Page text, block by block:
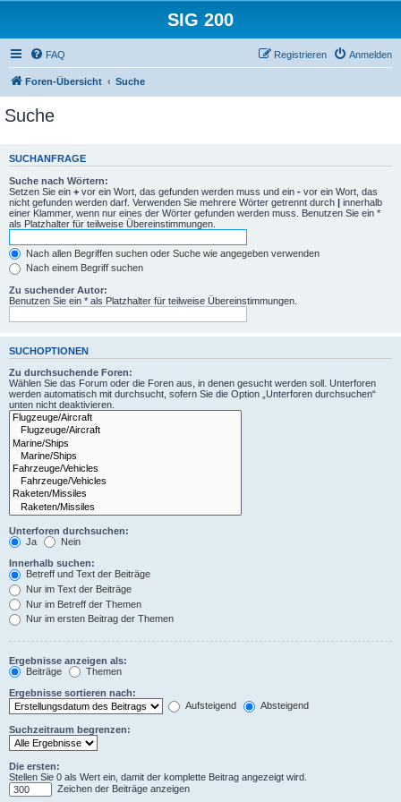
SIG 200
FAQ Anmelden
Registrieren
Foren-Übersicht Suche
Suche
SUCHANFRAGE
Suche nach Wörtern:
Setzen Sie ein + vor ein Wort, das gefunden werden muss und ein - vor ein Wort, das
nicht gefunden werden darf. Verwenden Sie mehrere Wörter getrennt durch | innerhalb
einer Klammer, wenn nur eines der Wörter gefunden werden muss. Benutzen Sie ein *
als Platzhalter für teilweise Übereinstimmungen.
Nach allen Begriffen suchen oder Suche wie angegeben verwenden
Nach einem Begriff suchen
Zu suchender Autor:
Benutzen Sie ein * als Platzhalter für teilweise Übereinstimmungen.
SUCHOPTIONEN
Zu durchsuchende Foren:
Wählen Sie das Forum oder die Foren aus, in denen gesucht werden soll. Unterforen
werden automatisch mit durchsucht, sofern Sie die Option „Unterforen durchsuchen“
unten nicht deaktivieren.
Unterforen durchsuchen:
Ja
Nein
Innerhalb suchen:
Betreff und Text der Beiträge
Nur im Text der Beiträge
Nur im Betreff der Themen
Nur im ersten Beitrag der Themen
Ergebnisse anzeigen als:
Beiträge
Themen
Ergebnisse sortieren nach:
Aufsteigend
Absteigend
Suchzeitraum begrenzen:
Die ersten:
Stellen Sie 0 als Wert ein, damit der komplette Beitrag angezeigt wird.
Zeichen der Beiträge anzeigen